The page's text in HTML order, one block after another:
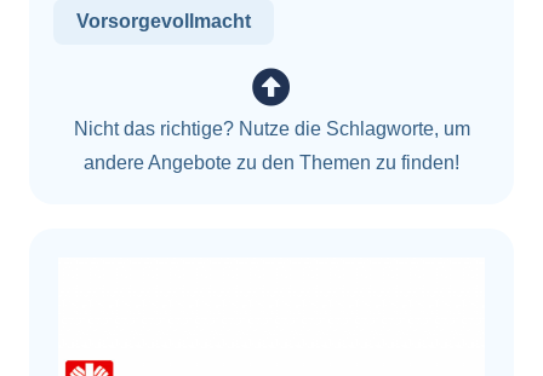
Vorsorgevollmacht
Nicht das richtige? Nutze die Schlagworte, um
andere Angebote zu den Themen zu finden!